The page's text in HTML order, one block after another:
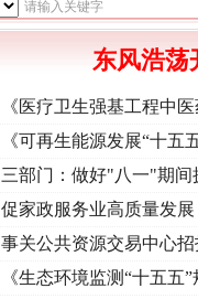
东风浩荡
《医疗卫生强基工程中
《可再生能源发展“十五
三部门：做好"八一"期
促家政服务业高质量发
事关公共资源交易中心
《生态环境监测“十五五